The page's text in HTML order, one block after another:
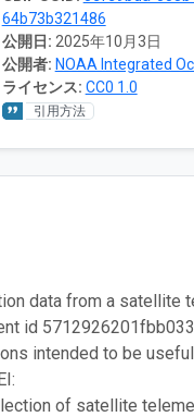
64b73b321486
公開日: 2025年10月3日
公開者: NOAA Integrated
ライセンス: CC0 1.0
引用方法
data from a satellite
id
intended to be
of satellite